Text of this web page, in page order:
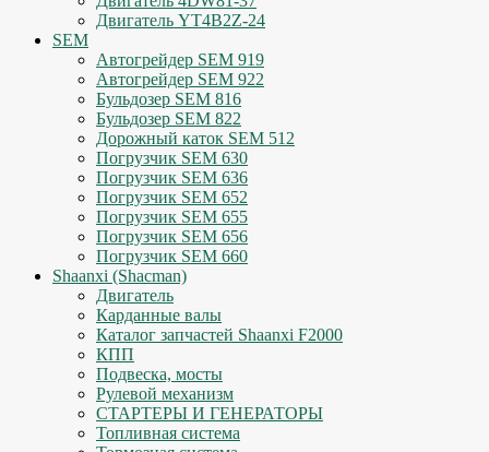
Двигатель YT4B2Z-24
SEM
Автогрейдер SEM 919
Автогрейдер SEM 922
Бульдозер SEM 816
Бульдозер SEM 822
Дорожный каток SEM 512
Погрузчик SEM 630
Погрузчик SEM 636
Погрузчик SEM 652
Погрузчик SEM 655
Погрузчик SEM 656
Погрузчик SEM 660
Shaanxi (Shacman)
Двигатель
Карданные валы
Каталог запчастей Shaanxi F2000
КПП
Подвеска, мосты
Рулевой механизм
СТАРТЕРЫ И ГЕНЕРАТОРЫ
Топливная система